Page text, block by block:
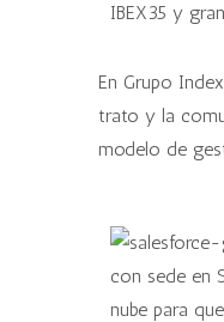
IBEX35 y
En Grupo
trato y la
modelo de
con sede en
nube para